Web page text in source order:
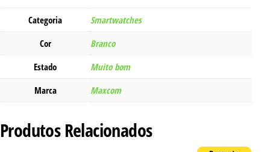
Categoria
Smartwatches
Cor
Branco
Estado
Muito bom
Marca
Maxcom
Produtos Relacionados